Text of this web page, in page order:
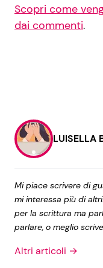
Scopri come
dai commenti.
LUISELLA
Mi piace scrivere di
mi interessa più di
per la scrittura ma
parlare, o meglio
Altri articoli →